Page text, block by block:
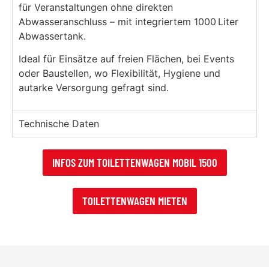
für Veranstaltungen ohne direkten
Abwasseranschluss – mit integriertem 1000 Liter
Abwassertank.
Ideal für Einsätze auf freien Flächen, bei Events
oder Baustellen, wo Flexibilität, Hygiene und
autarke Versorgung gefragt sind.
Technische Daten
INFOS ZUM TOILETTENWAGEN MOBIL 1500
TOILETTENWAGEN MIETEN